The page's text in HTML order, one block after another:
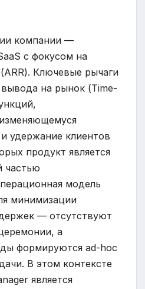
компании —
с фокусом на
Ключевые рычаги
на рынок (Time-
удержание клиентов
продукт является
частью
модель
минимизации
— отсутствуют
а
формируются ad-hoc
В этом контексте
является